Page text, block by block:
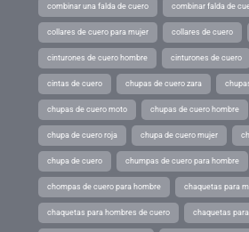
combinar una falda de cuero combinar falda de
collares de cuero para mujer collares de cuero
cinturones de cuero hombre cinturones de cuero
cintas de cuero chupas de cuero zara
chupas de cuero moto chupas de cuero hombre
chupa de cuero roja chupa de cuero mujer
chupa de cuero chumpas de cuero para hombre
chompas de cuero para hombre chaquetas para
chaquetas para hombres de cuero chaquetas